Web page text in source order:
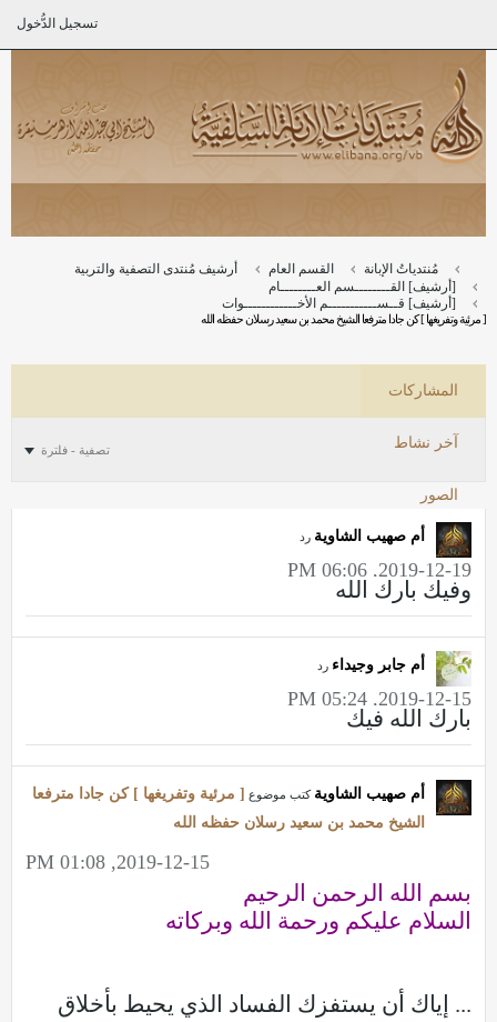
تسجيل الدُّخول
مُنتدياتُ الإبانة القسم العام
أرشيف مُنتدى التصفية والتربية
[أرشيف] القــــــــسم العــــــــام
[أرشيف] قــســـــــــــم الأخــــــــــــوات
[ مرئية وتفريغها ] كن جادا مترفعا الشيخ محمد بن سعيد رسلان حفظه الله
المشاركات
آخر نشاط
الصور
تصفية - فلترة
أم صهيب الشاوية رد
2019-12-19, 06:06 PM
وفيك بارك الله
أم جابر وجيداء رد
2019-12-15, 05:24 PM
بارك الله فيك
أم صهيب الشاوية كتب موضوع [ مرئية وتفريغها ] كن جادا مترفعا
الشيخ محمد بن سعيد رسلان حفظه الله
2019-12-15, 01:08 PM
بسم الله الرحمن الرحيم
السلام عليكم ورحمة الله وبركاته
... إياك أن يستفزك الفساد الذي يحيط بأخلاق